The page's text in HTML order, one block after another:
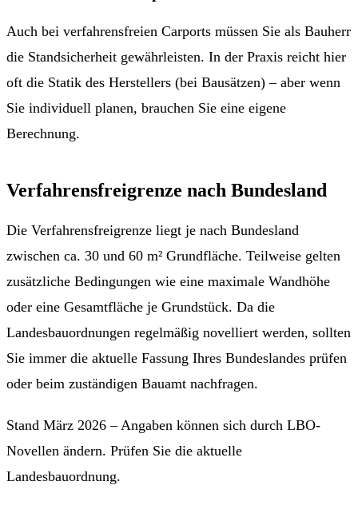
Auch bei verfahrensfreien Carports müssen Sie als Bauherr
die Standsicherheit gewährleisten. In der Praxis reicht hier
oft die Statik des Herstellers (bei Bausätzen) – aber wenn
Sie individuell planen, brauchen Sie eine eigene
Berechnung.
Verfahrensfreigrenze nach Bundesland
Die Verfahrensfreigrenze liegt je nach Bundesland
zwischen ca. 30 und 60 m² Grundfläche. Teilweise gelten
zusätzliche Bedingungen wie eine maximale Wandhöhe
oder eine Gesamtfläche je Grundstück. Da die
Landesbauordnungen regelmäßig novelliert werden, sollten
Sie immer die aktuelle Fassung Ihres Bundeslandes prüfen
oder beim zuständigen Bauamt nachfragen.
Stand März 2026 – Angaben können sich durch LBO-
Novellen ändern. Prüfen Sie die aktuelle
Landesbauordnung.